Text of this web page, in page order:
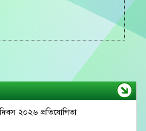
২০২৬ প্রতিযোগিতা